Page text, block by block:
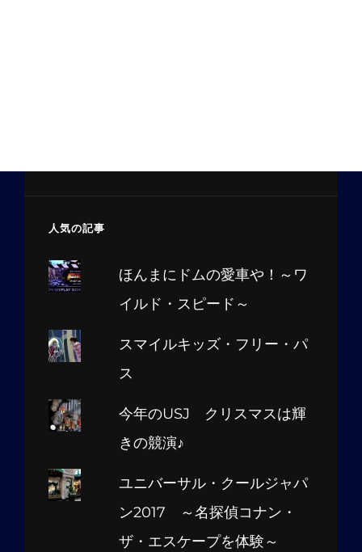
人気の記事
ほんまにドムの愛車や！～ワ
イルド・スピード～
スマイルキッズ・フリー・パ
ス
今年のUSJ クリスマスは輝
きの競演♪
ユニバーサル・クールジャパ
ン2017 ～名探偵コナン・
ザ・エスケープを体験～